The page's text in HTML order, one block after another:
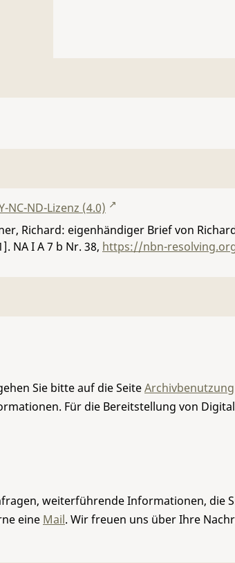
NC-ND-Lizenz (4.0)
Richard: eigenhändiger Brief von
NA I A 7 b Nr. 38, https://nbn-
Sie bitte auf die SeiteArchivbenutzung
Für die Bereitstellung von
weiterführende Informationen, die
eine Mail. Wir freuen uns über Ihre